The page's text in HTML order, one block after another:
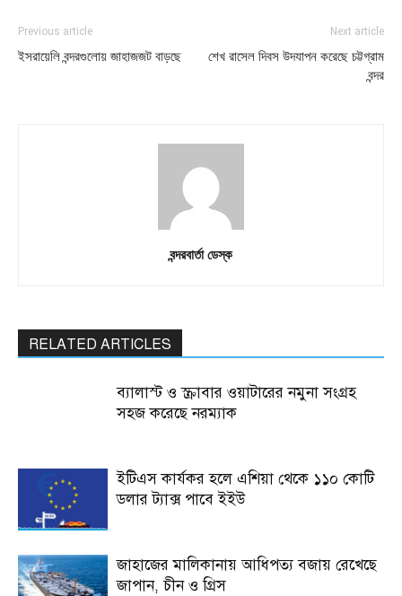
Previous article
ইসরায়েলি বন্দরগুলোয় জাহাজজট বাড়ছে
Next article
শেখ রাসেল দিবস উদযাপন করেছে চট্টগ্রাম
বন্দর
বন্দরবার্তা ডেস্ক
RELATED ARTICLES
ব্যালাস্ট ও স্ক্রাবার ওয়াটারের নমুনা সংগ্রহ
সহজ করেছে নরম্যাক
ইটিএস কার্যকর হলে এশিয়া থেকে ১১০ কোটি
ডলার ট্যাক্স পাবে ইইউ
জাহাজের মালিকানায় আধিপত্য বজায় রেখেছে
জাপান, চীন ও গ্রিস